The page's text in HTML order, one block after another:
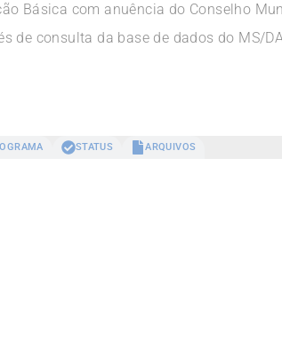
Básica com anuência do Conselho
consulta da base de dados do MS/
STATUS ARQUIVOS